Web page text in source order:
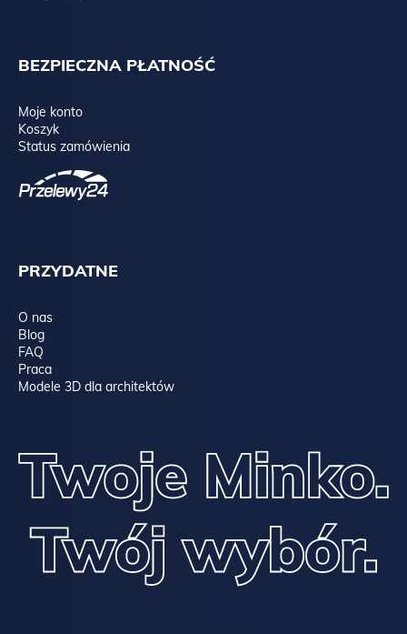
BEZPIECZNA PŁATNOŚĆ
Moje konto
Koszyk
Status zamówienia
PRZYDATNE
O nas
Blog
FAQ
Praca
Modele 3D dla architektów